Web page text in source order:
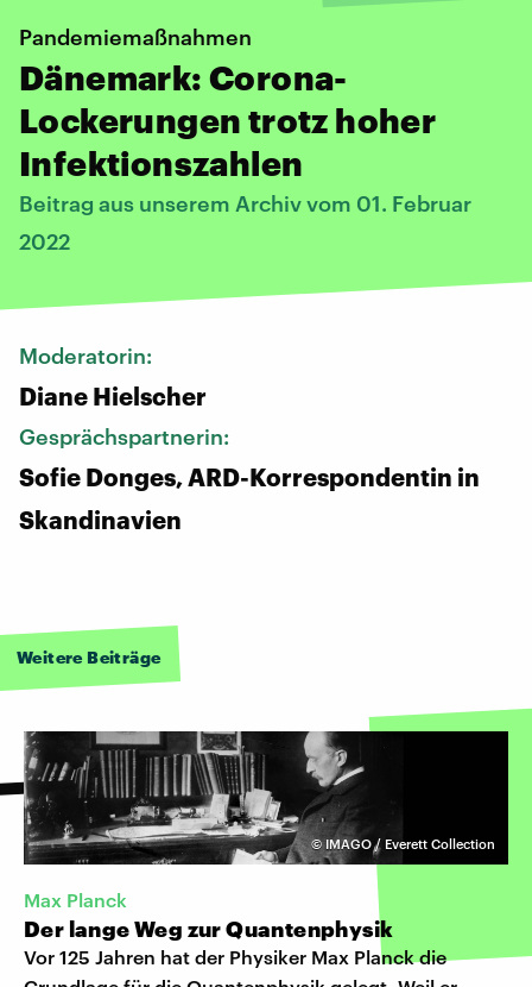
Pandemiemaßnahmen
Dänemark: Corona-
Lockerungen trotz hoher
Infektionszahlen
Beitrag aus unserem Archiv vom 01. Februar
2022
Moderatorin:
Diane Hielscher
Gesprächspartnerin:
Sofie Donges, ARD-Korrespondentin in
Skandinavien
Weitere Beiträge
©IMAGO / Everett Collection
Max Planck
Der lange Weg zur Quantenphysik
Vor 125 Jahren hat der Physiker Max Planck die